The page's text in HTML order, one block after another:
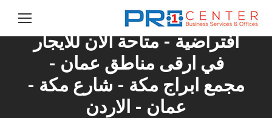
مكاتب مؤثثة ومكاتب
افتراضية - متاحة الان للايجار
في ارقى مناطق عمان -
مجمع ابراج مكة - شارع مكة -
عمان - الاردن